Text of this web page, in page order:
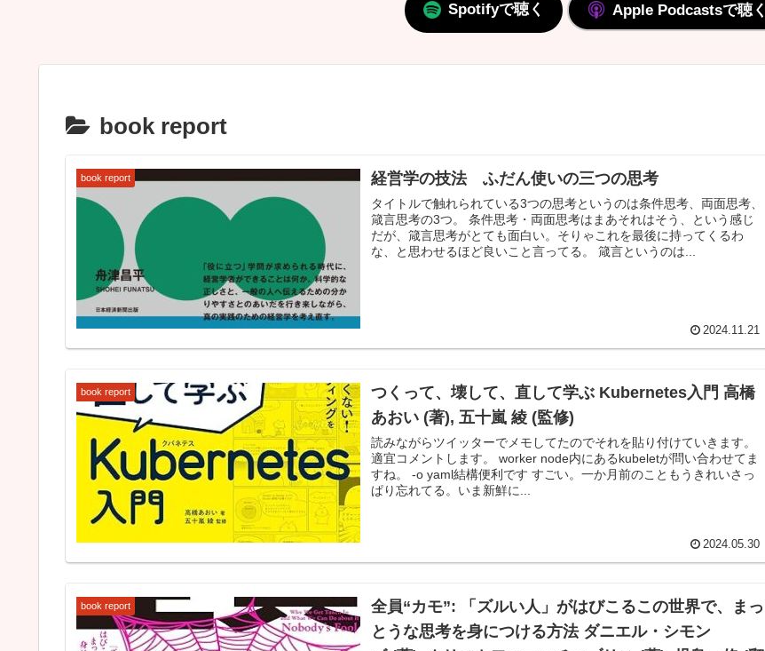
Spotifyで聴く Apple Podcastsで聴く
book report
book report 経営学の技法 ふだん使いの三つの思考
タイトルで触れられている3つの思考というのは条件思考、両面思考、
箴言思考の3つ。 条件思考・両面思考はまあそれはそう、という感じ
だが、箴言思考がとても面白い。そりゃこれを最後に持ってくるわ
な、と思わせるほど良いこと言ってる。 箴言というのは...
2024.11.21
book report
つくって、壊して、直して学ぶ Kubernetes入門 高橋
あおい (著), 五十嵐 綾 (監修)
読みながらツイッターでメモしてたのでそれを貼り付けていきます。
適宜コメントします。 worker node内にあるkubeletが問い合わせてま
すね。 -o yaml結構便利です すごい。一か月前のこともうきれいさっ
ぱり忘れてる。いま新鮮に...
2024.05.30
book report
全員“カモ”: 「ズルい人」がはびこるこの世界で、まっ
とうな思考を身につける方法 ダニエル・シモン